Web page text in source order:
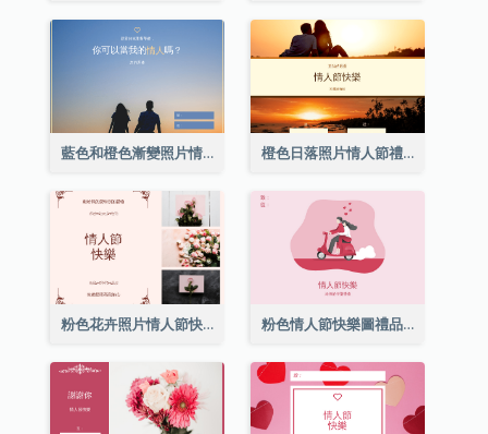
藍色和橙色漸變照片情人節禮品卡 橙色日落照片情人節禮品卡
粉色花卉照片情人節快樂禮品卡 粉色情人節快樂圖禮品卡